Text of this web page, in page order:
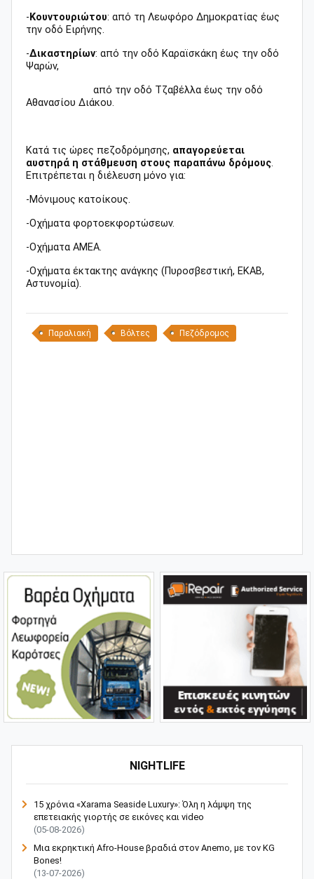
NIGHTLIFE
15 χρόνια «Xarama Seaside Luxury»: Όλη η λάμψη της
επετειακής γιορτής σε εικόνες και video
(05-08-2026)
Μια εκρηκτική Afro-House βραδιά στον Anemo, με τον KG
Bones!
(13-07-2026)
- Κουντουριώτου: από τη Λεωφόρο Δημοκρατίας έως
την οδό Ειρήνης.
-Δικαστηρίων: από την οδό Καραϊσκάκη έως την οδό
Ψαρών,
από την οδό Τζαβέλλα έως την οδό
Αθανασίου Διάκου.
Κατά τις ώρες πεζοδρόμησης, απαγορεύεται
αυστηρά η στάθμευση στους παραπάνω δρόμους.
Επιτρέπεται η διέλευση μόνο για:
-Μόνιμους κατοίκους.
-Οχήματα φορτοεκφορτώσεων.
-Οχήματα ΑΜΕΑ.
-Οχήματα έκτακτης ανάγκης (Πυροσβεστική, ΕΚΑΒ,
Αστυνομία).
Παραλιακή Βόλτες Πεζόδρομος